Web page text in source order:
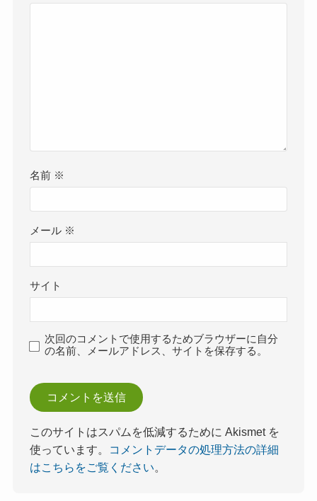
名前 ※
メール ※
サイト
次回のコメントで使用するためブラウザーに自分
の名前、メールアドレス、サイトを保存する。
このサイトはスパムを低減するために Akismet を
使っています。
コメントデータの処理方法の詳細
はこちらをご覧ください。